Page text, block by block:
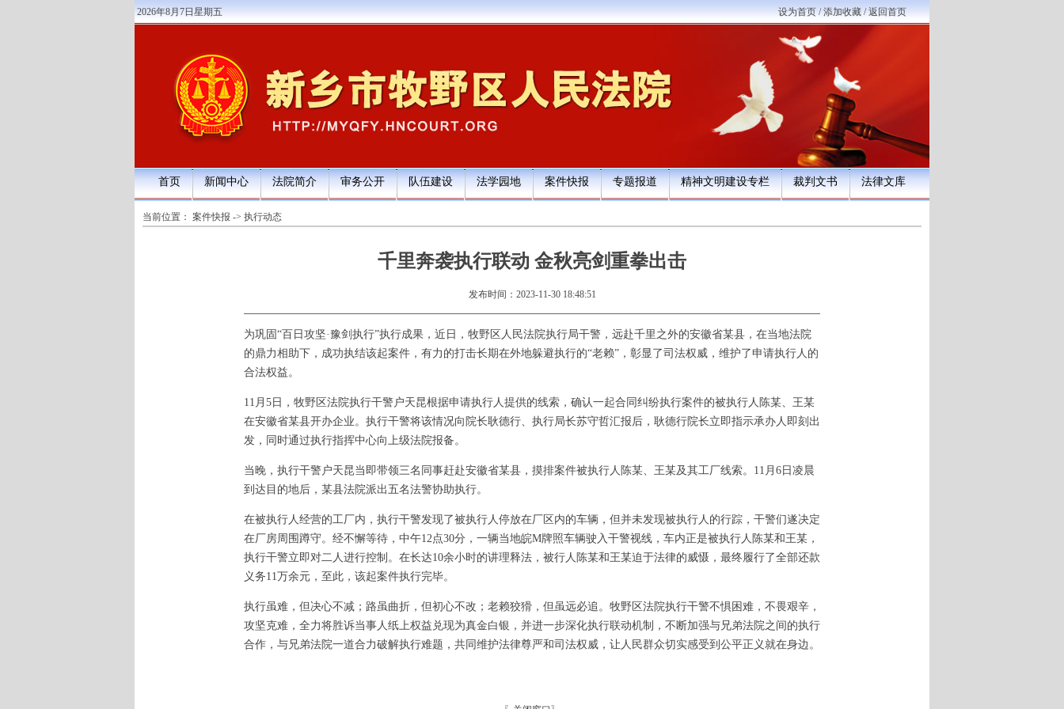
2026年8月7日星期五 设为首页/添加收藏/返回首页
首页 新闻中心 法院简介 审务公开 队伍建设 法学园地 案件快报 专题报道 精神文明建设专栏 裁判文书 法律文库
当前位置： 案件快报 -> 执行动态
千里奔袭执行联动 金秋亮剑重拳出击
发布时间：2023-11-30 18:48:51
为巩固“百日攻坚·豫剑执行”执行成果，近日，牧野区人民法院执行局干警，远赴千里之外的安徽省某县，在当地法院
的鼎力相助下，成功执结该起案件，有力的打击长期在外地躲避执行的“老赖”，彰显了司法权威，维护了申请执行人的
合法权益。
11月5日，牧野区法院执行干警户天昆根据申请执行人提供的线索，确认一起合同纠纷执行案件的被执行人陈某、王某
在安徽省某县开办企业。执行干警将该情况向院长耿德行、执行局长苏守哲汇报后，耿德行院长立即指示承办人即刻出
发，同时通过执行指挥中心向上级法院报备。
当晚，执行干警户天昆当即带领三名同事赶赴安徽省某县，摸排案件被执行人陈某、王某及其工厂线索。11月6日凌晨
到达目的地后，某县法院派出五名法警协助执行。
在被执行人经营的工厂内，执行干警发现了被执行人停放在厂区内的车辆，但并未发现被执行人的行踪，干警们遂决定
在厂房周围蹲守。经不懈等待，中午12点30分，一辆当地皖M牌照车辆驶入干警视线，车内正是被执行人陈某和王某，
执行干警立即对二人进行控制。在长达10余小时的讲理释法，被行人陈某和王某迫于法律的威慑，最终履行了全部还款
义务11万余元，至此，该起案件执行完毕。
执行虽难，但决心不减；路虽曲折，但初心不改；老赖狡猾，但虽远必追。牧野区法院执行干警不惧困难，不畏艰辛，
攻坚克难，全力将胜诉当事人纸上权益兑现为真金白银，并进一步深化执行联动机制，不断加强与兄弟法院之间的执行
合作，与兄弟法院一道合力破解执行难题，共同维护法律尊严和司法权威，让人民群众切实感受到公平正义就在身边。